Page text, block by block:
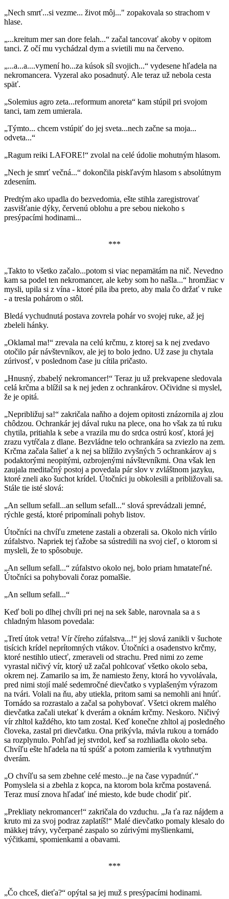
„Nech smrť...si vezme... život môj..." zopakovala so strachom v
hlase.
„...kreitum mer san dore felah...“ začal tancovať akoby v opitom
tanci. Z očí mu vychádzal dym a svietili mu na červeno.
„...a...a....vymení ho...za kúsok síl svojich...“ vydesene hľadela na
nekromancera. Vyzeral ako posadnutý. Ale teraz už nebola cesta
späť.
„Solemius agro zeta...reformum anoreta“ kam stúpil pri svojom
tanci, tam zem umierala.
„Týmto... chcem vstúpiť do jej sveta...nech začne sa moja...
odveta...“
„Ragum reiki LAFORE!“ zvolal na celé údolie mohutným hlasom.
„Nech je smrť večná...“ dokončila piskľavým hlasom s absolútnym
zdesením.
Predtým ako upadla do bezvedomia, ešte stihla zaregistrovať
zasvišťanie dýky, červenú oblohu a pre sebou niekoho s
presýpacími hodinami...
***
„Takto to všetko začalo...potom si viac nepamätám na nič. Nevedno
kam sa podel ten nekromancer, ale keby som ho našla...“ hromžiac v
mysli, upila si z vína - ktoré pila iba preto, aby mala čo držať v ruke
- a tresla pohárom o stôl.
Bledá vychudnutá postava zovrela pohár vo svojej ruke, až jej
zbeleli hánky.
„Oklamal ma!“ zrevala na celú krčmu, z ktorej sa k nej zvedavo
otočilo pár návštevníkov, ale jej to bolo jedno. Už zase ju chytala
zúrivosť, v poslednom čase ju cítila pričasto.
„Hnusný, zbabelý nekromancer!“ Teraz ju už prekvapene sledovala
celá krčma a blížil sa k nej jeden z ochrankárov. Očividne si myslel,
že je opitá.
„Nepribližuj sa!“ zakričala naňho a dojem opitosti znázornila aj zlou
chôdzou. Ochrankár jej dával ruku na plece, ona ho však za tú ruku
chytila, pritiahla k sebe a vrazila mu do srdca ostrú kosť, ktorá jej
zrazu vytŕčala z dlane. Bezvládne telo ochrankára sa zviezlo na zem.
Krčma začala šalieť a k nej sa blížilo zvyšných 5 ochrankárov aj s
podaktorými neopitými, ozbrojenými návštevníkmi. Ona však len
zaujala meditačný postoj a povedala pár slov v zvláštnom jazyku,
ktoré zneli ako šuchot krídel. Útočníci ju obkolesili a približovali sa.
Stále tie isté slová:
„An sellum sefall...an sellum sefall...“ slová sprevádzali jemné,
rýchle gestá, ktoré pripomínali pohyb listov.
Útočníci na chvíľu zmetene zastali a obzerali sa. Okolo nich vírilo
zúfalstvo. Napriek tej ťažobe sa sústredili na svoj cieľ, o ktorom si
mysleli, že to spôsobuje.
„An sellum sefall...“ zúfalstvo okolo nej, bolo priam hmatateľné.
Útočníci sa pohybovali čoraz pomalšie.
„An sellum sefall...“
Keď boli po dlhej chvíli pri nej na sek šable, narovnala sa a s
chladným hlasom povedala:
„Tretí útok vetra! Vír číreho zúfalstva...!“ jej slová zanikli v šuchote
tisícich krídel neprítomných vtákov. Útočníci a osadenstvo krčmy,
ktoré nestihlo utiecť, zmeraveli od strachu. Pred nimi zo zeme
vyrastal ničivý vír, ktorý už začal pohlcovať všetko okolo seba,
okrem nej. Zamarilo sa im, že namiesto ženy, ktorá ho vyvolávala,
pred nimi stojí malé sedemročné dievčatko s vyplašeným výrazom
na tvári. Volali na ňu, aby utiekla, pritom sami sa nemohli ani hnúť.
Tornádo sa rozrastalo a začal sa pohybovať. Všetci okrem malého
dievčatka začali utekať k dverám a oknám krčmy. Neskoro. Ničivý
vír zhltol každého, kto tam zostal. Keď konečne zhltol aj posledného
človeka, zastal pri dievčatku. Ona prikývla, mávla rukou a tornádo
sa rozplynulo. Pohľad jej stvrdol, keď sa rozhliadla okolo seba.
Chvíľu ešte hľadela na tú spúšť a potom zamierila k vytrhnutým
dverám.
„O chvíľu sa sem zbehne celé mesto...je na čase vypadnúť.“
Pomyslela si a zbehla z kopca, na ktorom bola krčma postavená.
Teraz musí znova hľadať iné miesto, kde bude chodiť piť.
„Prekliaty nekromancer!“ zakričala do vzduchu. „Ja ťa raz nájdem a
kruto mi za svoj podraz zaplatíš!“ Malé dievčatko pomaly klesalo do
mäkkej trávy, vyčerpané zaspalo so zúrivými myšlienkami,
výčitkami, spomienkami a obavami.
***
„Čo chceš, dieťa?“ opýtal sa jej muž s presýpacími hodinami.